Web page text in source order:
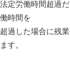
法定労働時間超過
働時間を
超過した場合に残
ます。